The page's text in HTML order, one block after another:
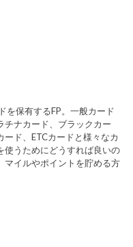
を保有するFP。一般カード
チナカード、ブラックカー
ード、ETCカードと様々なカ
使うためにどうすれば良いの
マイルやポイントを貯める方